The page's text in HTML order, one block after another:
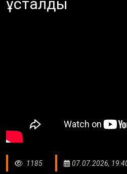
ұсталды
1185 07.07.2026,